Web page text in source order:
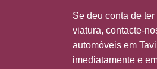
Se deu conta de
viatura, contacte-
automóveis em
imediatamente e